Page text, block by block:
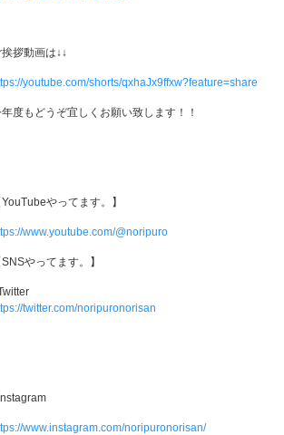
挨拶動画は↓↓
youtube.com/shorts/qxhaJx9ffxw?feature=share
度もどうぞ宜しくお願い致します！！
YouTubeやってます。】
www.youtube.com/@noripuro
SNSやってます。】
twitter.com/noripuronorisan
www.instagram.com/noripuronorisan/